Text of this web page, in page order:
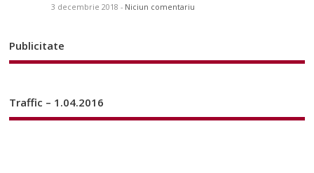
3 decembrie 2018 - Niciun comentariu
Publicitate
Traffic – 1.04.2016